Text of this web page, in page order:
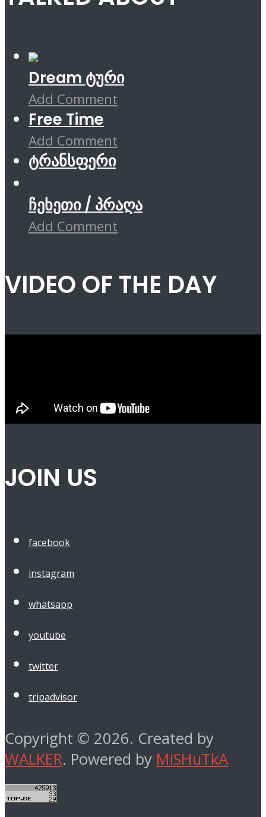
Dream ტური
Add Comment
Free Time
Add Comment
ტრანსფერი
ჩეხეთი / პრაღა
Add Comment
VIDEO OF THE DAY
JOIN US
facebook
instagram
whatsapp
youtube
twitter
tripadvisor
Copyright © 2026. Created by
WALKER. Powered by MiSHuTkA